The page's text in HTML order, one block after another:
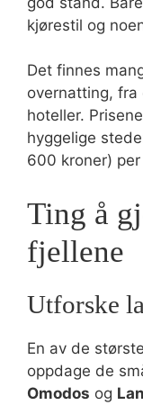
kjørestil og
Det finnes
overnatting,
hoteller.
hyggelige
600 kroner)
Ting å
fjellene
Utforske
En av de
oppdage de
Omodos og